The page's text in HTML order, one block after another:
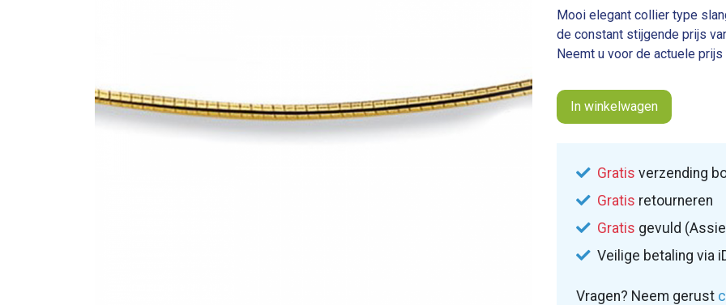
Mooi elegant collier type
de constant stijgende prijs
Neemt u voor de actuele
In winkelwagen
Gratis verzending
Gratis retourneren
Gratis gevuld
Veilige betaling via
Vragen? Neem gerust